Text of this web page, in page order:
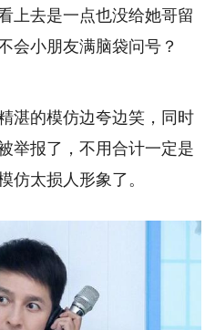
上去是一点也没给她哥留
会小朋友满脑袋问号？
湛的模仿边夸边笑，同时
举报了，不用合计一定是
仿太损人形象了。